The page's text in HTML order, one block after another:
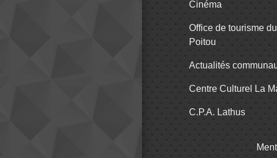
Cinéma
Office de tourisme
Poitou
Actualités
Centre Culturel La
C.P.A. Lathus